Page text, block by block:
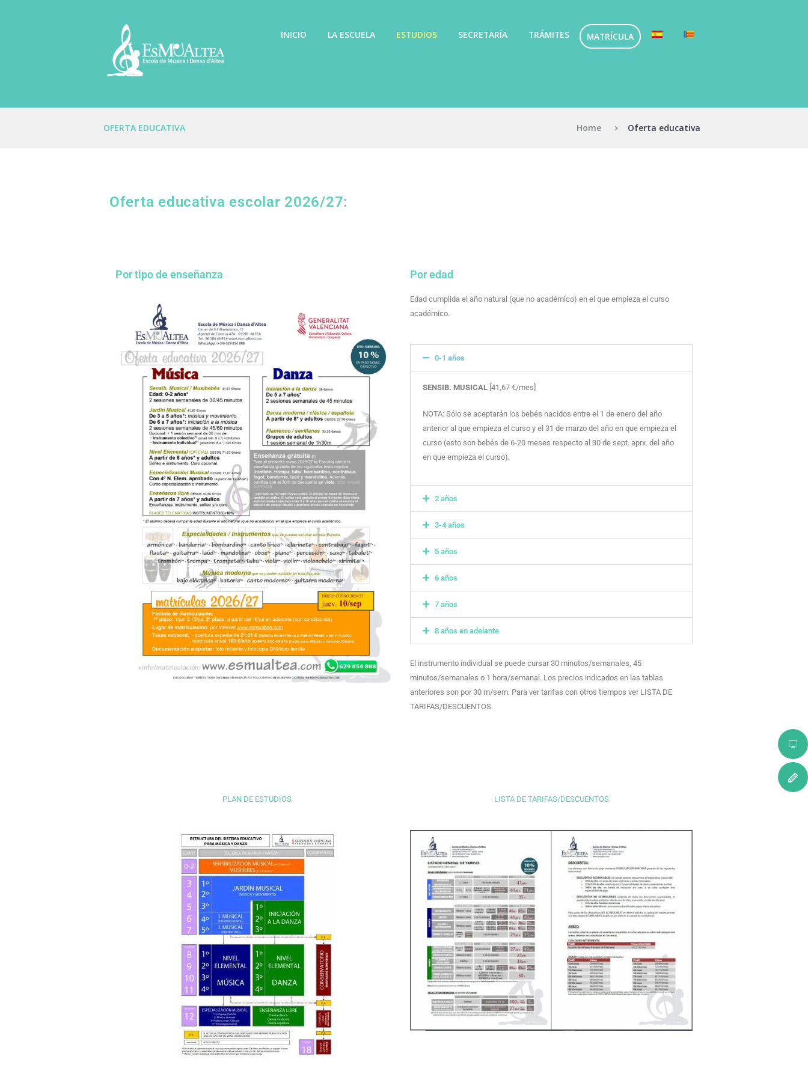
INICIO LA ESCUELA ESTUDIOS SECRETARÍA TRÁMITES MATRÍCULA
OFERTA EDUCATIVA Home Oferta educativa
Oferta educativa escolar 2026/27:
Por tipo de enseñanza Por edad
Edad cumplida el año natural (que no académico) en el que empieza el curso
académico.
0-1 años
SENSIB. MUSICAL [41,67 €/mes]
NOTA: Sólo se aceptarán los bebés nacidos entre el 1 de enero del año
anterior al que empieza el curso y el 31 de marzo del año en que empieza el
curso (esto son bebés de 6-20 meses respecto al 30 de sept. aprx. del año
en que empieza el curso).
2 años
3-4 años
5 años
6 años
7 años
8 años en adelante
El instrumento individual se puede cursar 30 minutos/semanales, 45
minutos/semanales o 1 hora/semanal. Los precios indicados en las tablas
anteriores son por 30 m/sem. Para ver tarifas con otros tiempos ver LISTA DE
TARIFAS/DESCUENTOS.
PLAN DE ESTUDIOS LISTA DE TARIFAS/DESCUENTOS